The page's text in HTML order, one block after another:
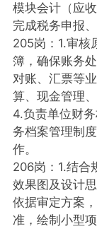
模块会计（应
完成税务申报
205岗：1.审核
簿，确保账务
对账、汇票等
算、现金管理
4.负责单位财
务档案管理制
作。
206岗：1.结合
效果图及设计
依据审定方案
准，绘制小型